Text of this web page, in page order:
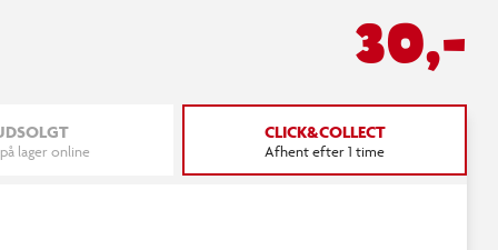
30,-
lager online
CLICK&COLLECT
Afhent efter 1 time